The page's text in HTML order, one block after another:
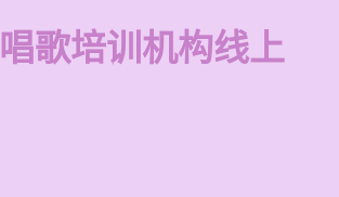
唱歌培训机构线上